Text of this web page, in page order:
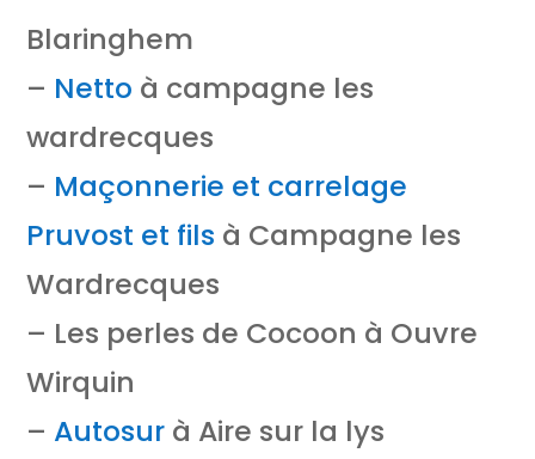
Blaringhem
– Netto à campagne les
wardrecques
– Maçonnerie et carrelage
Pruvost et fils à Campagne les
Wardrecques
– Les perles de Cocoon à Ouvre
Wirquin
– Autosurà Aire sur la lys